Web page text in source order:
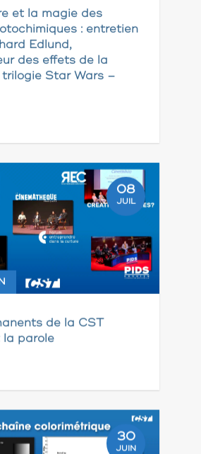
et la magie des
: entretien
Edlund,
des effets de la
trilogie Star Wars –
08
JUIL
de la CST
la parole
30
JUIN